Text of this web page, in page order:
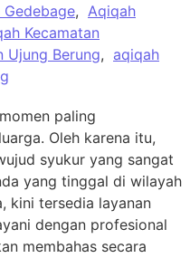
, Aqiqah
Kecamatan
Ujung Berung, aqiqah
paling
Oleh karena itu,
syukur yang sangat
yang tinggal di wilayah
kini tersedia layanan
dengan profesional
membahas secara